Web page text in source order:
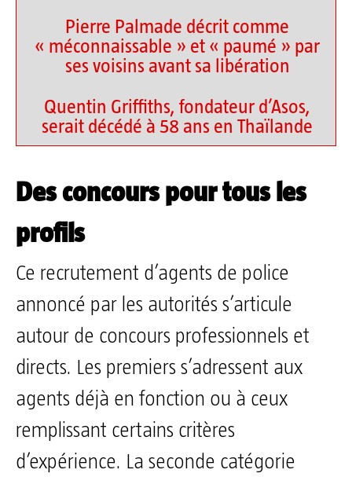
Pierre Palmade décrit comme
« méconnaissable » et « paumé » par
ses voisins avant sa libération
Quentin Griffiths, fondateur d’Asos,
serait décédé à 58 ans en Thaïlande
Des concours pour tous les
profils
Ce recrutement d’agents de police
annoncé par les autorités s’articule
autour de concours professionnels et
directs. Les premiers s’adressent aux
agents déjà en fonction ou à ceux
remplissant certains critères
d’expérience. La seconde catégorie